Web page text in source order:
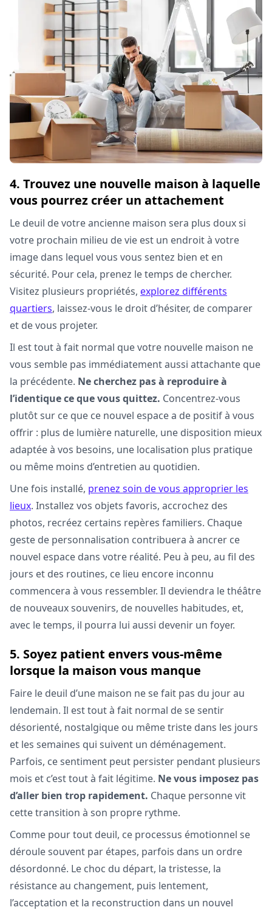
4. Trouvez une nouvelle maison à laquelle
vous pourrez créer un attachement
Le deuil de votre ancienne maison sera plus doux si
votre prochain milieu de vie est un endroit à votre
image dans lequel vous vous sentez bien et en
sécurité. Pour cela, prenez le temps de chercher.
Visitez plusieurs propriétés, explorez différents
quartiers, laissez-vous le droit d’hésiter, de comparer
et de vous projeter.
Il est tout à fait normal que votre nouvelle maison ne
vous semble pas immédiatement aussi attachante que
la précédente. Ne cherchez pas à reproduire à
l’identique ce que vous quittez. Concentrez-vous
plutôt sur ce que ce nouvel espace a de positif à vous
offrir : plus de lumière naturelle, une disposition mieux
adaptée à vos besoins, une localisation plus pratique
ou même moins d’entretien au quotidien.
Une fois installé, prenez soin de vous approprier les
lieux. Installez vos objets favoris, accrochez des
photos, recréez certains repères familiers. Chaque
geste de personnalisation contribuera à ancrer ce
nouvel espace dans votre réalité. Peu à peu, au fil des
jours et des routines, ce lieu encore inconnu
commencera à vous ressembler. Il deviendra le théâtre
de nouveaux souvenirs, de nouvelles habitudes, et,
avec le temps, il pourra lui aussi devenir un foyer.
5. Soyez patient envers vous-même
lorsque la maison vous manque
Faire le deuil d’une maison ne se fait pas du jour au
lendemain. Il est tout à fait normal de se sentir
désorienté, nostalgique ou même triste dans les jours
et les semaines qui suivent un déménagement.
Parfois, ce sentiment peut persister pendant plusieurs
mois et c’est tout à fait légitime. Ne vous imposez pas
d’aller bien trop rapidement. Chaque personne vit
cette transition à son propre rythme.
Comme pour tout deuil, ce processus émotionnel se
déroule souvent par étapes, parfois dans un ordre
désordonné. Le choc du départ, la tristesse, la
résistance au changement, puis lentement,
l’acceptation et la reconstruction dans un nouvel